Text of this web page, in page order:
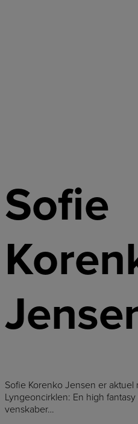
Sofie
Sofie Korenko Jensen er
Lyngeoncirklen: En high
venskaber…